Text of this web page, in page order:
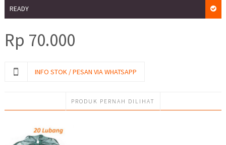
READY
Rp 70.000
INFO STOK / PESAN VIA WHATSAPP
PRODUK PERNAH DILIHAT